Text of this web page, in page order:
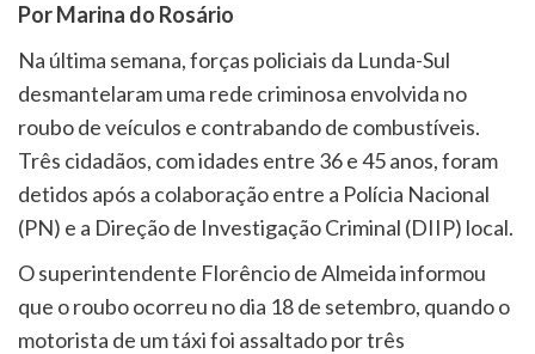
Por Marina do Rosário
Na última semana, forças policiais da Lunda-Sul
desmantelaram uma rede criminosa envolvida no
roubo de veículos e contrabando de combustíveis.
Três cidadãos, com idades entre 36 e 45 anos, foram
detidos após a colaboração entre a Polícia Nacional
(PN) e a Direção de Investigação Criminal (DIIP) local.
O superintendente Florêncio de Almeida informou
que o roubo ocorreu no dia 18 de setembro, quando o
motorista de um táxi foi assaltado por três